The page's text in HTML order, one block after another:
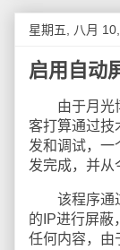
星期五, 八月
启用自动
由于月光博
客打算通过技
发和调试，一
发完成，并从
该程序通过
的IP进行屏蔽
任何内容，由